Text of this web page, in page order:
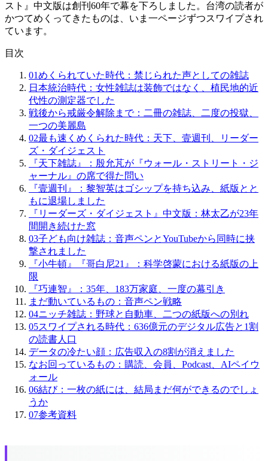
スト』中文版は創刊60年で幕を下ろしました。台湾の読者が
かつてめくってきたものは、いま一ページずつスワイプされ
ています。
目次
01めくられていた時代：禁じられた声としての雑誌
日本統治時代：女性雑誌は装飾ではなく、植民地的近
代性の測定器でした
戦後から戒厳令解除まで：二冊の雑誌、二度の投獄、
一つの美麗島
02最も速くめくられた時代：天下、壹週刊、リーダー
ズ・ダイジェスト
『天下雑誌』：殷允芃が『ウォール・ストリート・ジ
ャーナル』の席で得た問い
『壹週刊』：黎智英はゴシップを持ち込み、紙版とと
もに退場しました
『リーダーズ・ダイジェスト』中文版：林太乙が23年
間開き続けた窓
03子ども向け雑誌：音声ペンとYouTubeから同時に挟
撃されました
『小牛頓』『哥白尼21』：科学啓蒙における紙版の上
限
『巧連智』：35年、183万家庭、一度の幕引き
まだ動いているもの：音声ペン戦略
04ニッチ雑誌：野球と自動車、二つの紙版への別れ
05スワイプされる時代：636億元のデジタル広告と1割
の読書人口
データの冷たい顔：広告収入の8割が消えました
なお回っているもの：購読、会員、Podcast、AIペイウ
ォール
06結び：一枚の紙には、結局まだ何ができるのでしょ
うか
07参考資料